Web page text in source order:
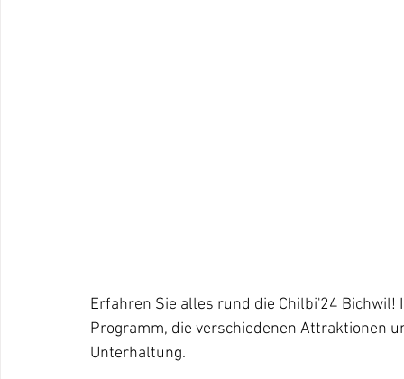
Erfahren Sie alles rund die Chilbi'24
Programm, die verschiedenen Attraktionen
Unterhaltung.